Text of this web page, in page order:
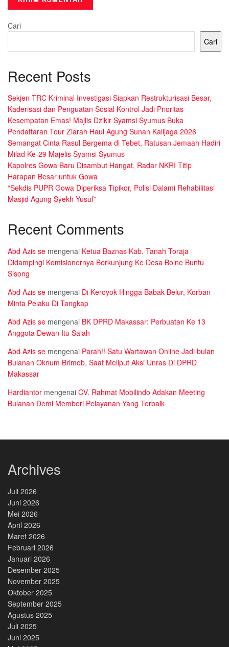
Cari
Cari
Recent Posts
Sekjen TRC Kriminal Investigasi Siapkan Restrukturisasi Besar,
Kaderisasi dan Penguatan Sosial Kontrol Jadi Prioritas
Kesempatan Emas! Majlis Dzikir Syamsi Syumus Buka
Pendaftaran Tour Ziarah Haul Agung Sunan Kalijaga 2026
Semangat Cinta Rasul Bergema di Tebet, Ratusan Jemaah Hadiri
Milad Ke-29 Majelis Syamsi Syumus
Kapolres Gowa Baru Disambut Hangat, Radar NKRI Titip
Harapan Besar untuk Gowa
“Sekdis PUPR Gowa Diperiksa Tipikor, Polisi Dalami Rehabilitasi
Masjid Agung Syekh Yusuf”
Recent Comments
Abd Azis se mengenai Ketua Baznas Kab. Tanah Toraja
Didampingi Komisionernya Berkunjung Ke Desa Bo’ne Buntu
Sisong
Abd Azis se mengenai Di Keroyok Hingga Babak Belur, Korban
Minta Pelaku Di Tangkap
Abd Azis se mengenai BK DPRD Makassar: Perbuatan Ke 13
Anggota Dewan Itu Salah
Abd Azis se mengenai Parah!! Satu Wartawan Online Jadi bulan
Bulanan Oknum Brimob, Saat Meliput Aksi Unras Di DPRD
Makassar
Hardiantor mengenai CV. Rahmat Mobilindo Adakan Meeting
Bulanan Demi Memberi Pelayanan Yang Terbaik
Archives
Juli 2026
Juni 2026
Mei 2026
April 2026
Maret 2026
Februari 2026
Januari 2026
Desember 2025
November 2025
Oktober 2025
September 2025
Agustus 2025
Juli 2025
Juni 2025